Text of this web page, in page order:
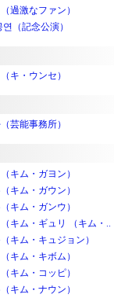
過激なファン）
（記念公演）
キ・ウンセ）
芸能事務所）
キム・ガヨン）
キム・ガウン）
キム・ガンウ）
キム・ギュリ （キム・..
キム・キュジョン）
キム・キボム）
キム・コッピ）
キム・ナウン）